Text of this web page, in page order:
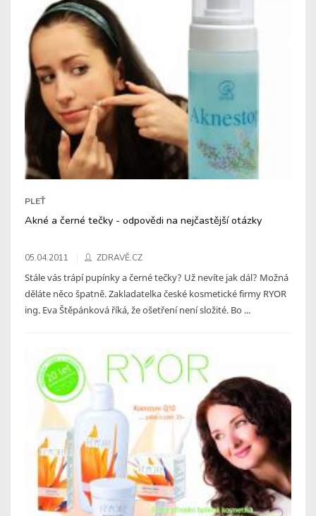
PLEŤ
Akné a černé tečky - odpovědi na nejčastější otázky
05.04.2011 ZDRAVĚ.CZ
Stále vás trápí pupínky a černé tečky? Už nevíte jak dál? Možná
děláte něco špatně. Zakladatelka české kosmetické firmy RYOR
ing. Eva Štěpánková říká, že ošetření není složité. Bo ...